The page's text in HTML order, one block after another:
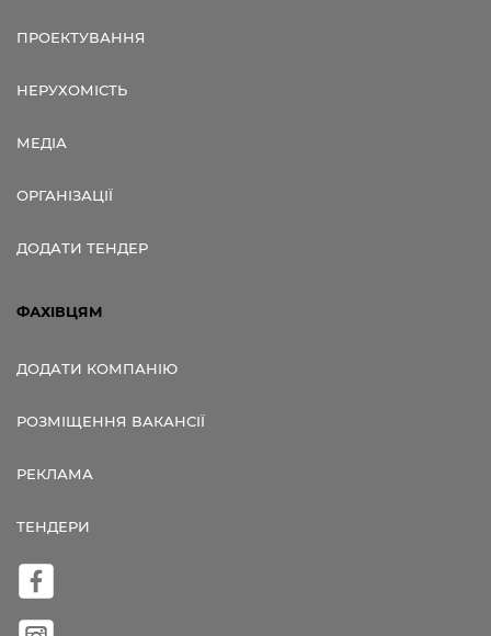
ПРОЕКТУВАННЯ
НЕРУХОМІСТЬ
МЕДІА
ОРГАНІЗАЦІЇ
ДОДАТИ ТЕНДЕР
ФАХІВЦЯМ
ДОДАТИ КОМПАНІЮ
РОЗМІЩЕННЯ ВАКАНСІЇ
РЕКЛАМА
ТЕНДЕРИ